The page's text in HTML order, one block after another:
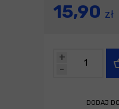
15,90 zł
-
+
DODAJ